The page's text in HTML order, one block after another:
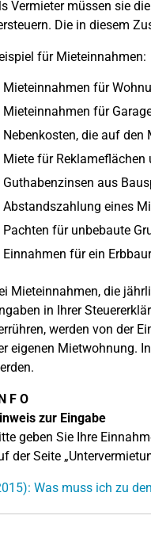
Vermieter müssen sie
Die in diesem
für Mieteinnahmen:
Mieteinnahmen für
Mieteinnahmen für
Nebenkosten, die auf den
Miete für
Guthabenzinsen aus
Abstandszahlung eines
Pachten für unbebaute
Einnahmen für ein
Mieteinnahmen, die
in Ihrer
werden von der
eigenen Mietwohnung.
F O
zur Eingabe
geben Sie Ihre
der Seite
Was muss ich zu